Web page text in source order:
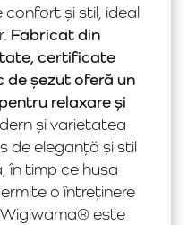
și stil, ideal
Fabricat din
certificate
de șezut oferă un
relaxare și
și varietatea
de eleganță și stil
în timp ce husa
o întreținere
este